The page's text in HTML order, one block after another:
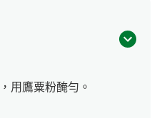
用鷹粟粉醃勻。